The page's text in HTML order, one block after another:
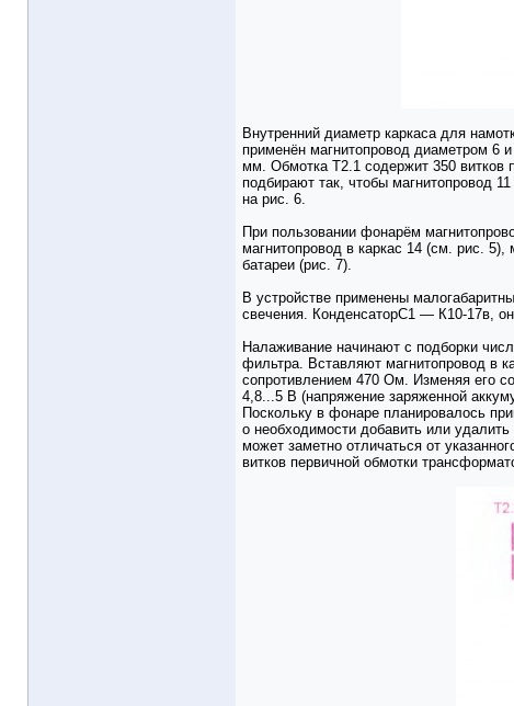
Внутренний диаметр каркаса для
применён магнитопровод диаметром
мм. Обмотка Т2.1 содержит 350
подбирают так, чтобы магнитопровод
на рис. 6.
При пользовании фонарём
магнитопровод в каркас 14 (см. рис.
батареи (рис. 7).
В устройстве применены
свечения. КонденсаторС1 — К10-17в,
Налаживание начинают с подборки
фильтра. Вставляют магнитопровод в
сопротивлением 470 Ом. Изменяя его
4,8...5 В (напряжение заряженной
Поскольку в фонаре планировалось
о необходимости добавить или
может заметно отличаться от
витков первичной обмотки